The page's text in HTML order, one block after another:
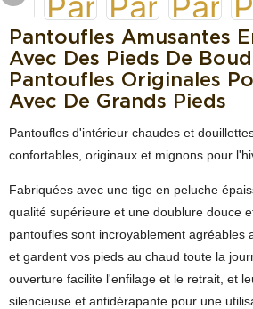
Pantoufles Amusantes
Avec Des Pieds De
Pantoufles Originales
Avec De Grands Pieds
Pantoufles d'intérieur chaudes et
confortables, originaux et mignons pour
Fabriquées avec une tige en peluche
qualité supérieure et une doublure douce
pantoufles sont incroyablement agréables
et gardent vos pieds au chaud toute la
ouverture facilite l'enfilage et le retrait, et
silencieuse et antidérapante pour une